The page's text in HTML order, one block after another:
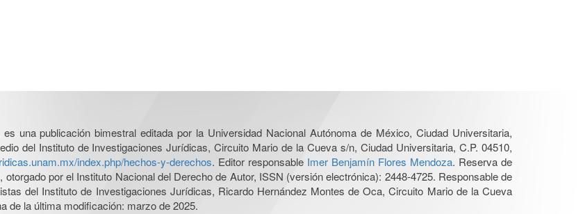
una publicación bimestral editada por la Universidad Nacional Autónoma de México, Ciudad Universitaria,
del Instituto de Investigaciones Jurídicas, Circuito Mario de la Cueva s/n, Ciudad Universitaria, C.P. 04510,
index.php/hechos-y-derechos. Editor responsable Imer Benjamín Flores Mendoza. Reserva de
por el Instituto Nacional del Derecho de Autor, ISSN (versión electrónica): 2448-4725. Responsable de
del Instituto de Investigaciones Jurídicas, Ricardo Hernández Montes de Oca, Circuito Mario de la Cueva
de la última modificación: marzo de 2025.